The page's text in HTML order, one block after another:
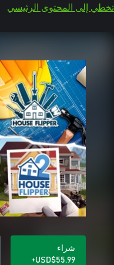
تخطي إلى المحتوى الرئيسي
شراء
USD$55.99+